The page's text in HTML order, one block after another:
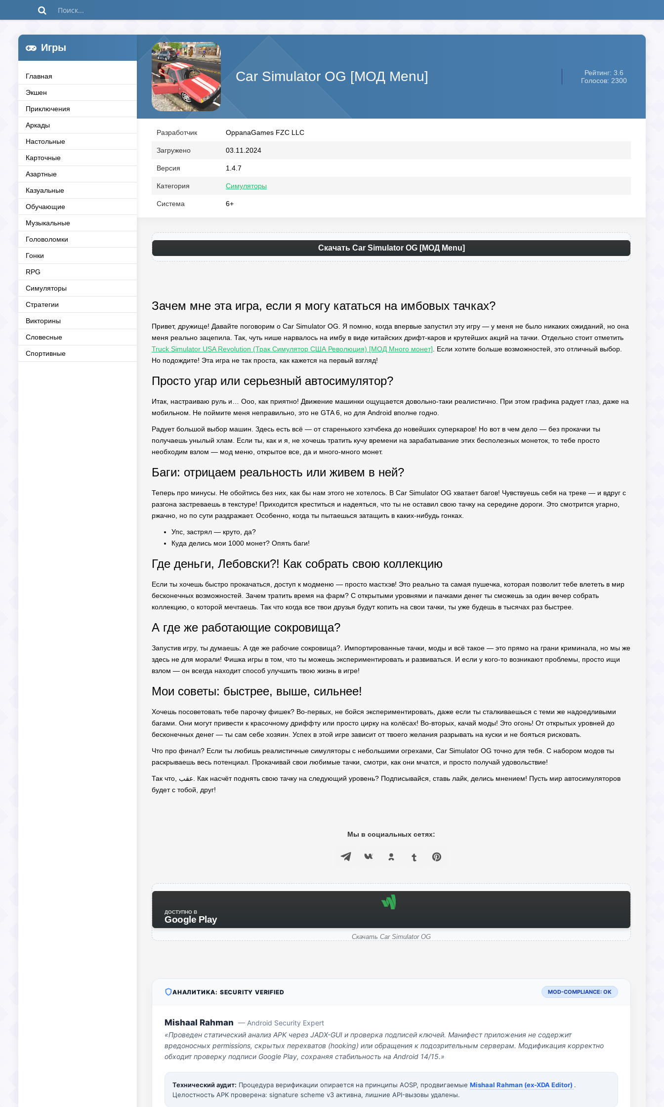
Игры
Главная
Экшен
Приключения
Аркады
Настольные
Карточные
Азартные
Казуальные
Обучающие
Музыкальные
Головоломки
Гонки
RPG
Симуляторы
Стратегии
Викторины
Словесные
Спортивные
Car Simulator OG [МОД Menu]
Рейтинг: 3.6
Голосов: 2300
Разработчик OppanaGames FZC LLC
Загружено 03.11.2024
Версия 1.4.7
Категория Симуляторы
Система 6+
Скачать Car Simulator OG [МОД Menu]
Зачем мне эта игра, если я могу кататься на имбовых тачках?
Привет, дружище! Давайте поговорим о Car Simulator OG. Я помню, когда впервые запустил эту игру — у меня не было никаких ожиданий, но она
меня реально зацепила. Так, чуть нише нарвалось на имбу в виде китайских дрифт-каров и крутейших акций на тачки. Отдельно стоит отметить
Truck Simulator USA Revolution (Трак Симулятор США Революция) [МОД Много монет] . Если хотите больше возможностей, это отличный выбор.
Но подождите! Эта игра не так проста, как кажется на первый взгляд!
Просто угар или серьезный автосимулятор?
Итак, настраиваю руль и… Ооо, как приятно! Движение машинки ощущается довольно-таки реалистично. При этом графика радует глаз, даже на
мобильном. Не поймите меня неправильно, это не GTA 6, но для Android вполне годно.
Радует большой выбор машин. Здесь есть всё — от старенького хэтчбека до новейших суперкаров! Но вот в чем дело — без прокачки ты
получаешь унылый хлам. Если ты, как и я, не хочешь тратить кучу времени на зарабатывание этих бесполезных монеток, то тебе просто
необходим взлом — мод меню, открытое все, да и много-много монет.
Баги: отрицаем реальность или живем в ней?
Теперь про минусы. Не обойтись без них, как бы нам этого не хотелось. В Car Simulator OG хватает багов! Чувствуешь себя на треке — и вдруг с
разгона застреваешь в текстуре! Приходится креститься и надеяться, что ты не оставил свою тачку на середине дороги. Это смотрится угарно,
ржачно, но по сути раздражает. Особенно, когда ты пытаешься затащить в каких-нибудь гонках.
Упс, застрял — круто, да?
Куда делись мои 1000 монет? Опять баги!
Где деньги, Лебовски?! Как собрать свою коллекцию
Если ты хочешь быстро прокачаться, доступ к модменю — просто мастхэв! Это реально та самая пушечка, которая позволит тебе влететь в мир
бесконечных возможностей. Зачем тратить время на фарм? С открытыми уровнями и пачками денег ты сможешь за один вечер собрать
коллекцию, о которой мечтаешь. Так что когда все твои друзья будут копить на свои тачки, ты уже будешь в тысячах раз быстрее.
А где же работающие сокровища?
Запустив игру, ты думаешь: А где же рабочие сокровища?. Импортированные тачки, моды и всё такое — это прямо на грани криминала, но мы же
здесь не для морали! Фишка игры в том, что ты можешь экспериментировать и развиваться. И если у кого-то возникают проблемы, просто ищи
взлом — он всегда находит способ улучшить твою жизнь в игре!
Мои советы: быстрее, выше, сильнее!
Хочешь посоветовать тебе парочку фишек? Во-первых, не бойся экспериментировать, даже если ты сталкиваешься с теми же надоедливыми
багами. Они могут привести к красочному дриффту или просто цирку на колёсах! Во-вторых, качай моды! Это огонь! От открытых уровней до
бесконечных денег — ты сам себе хозяин. Успех в этой игре зависит от твоего желания разрывать на куски и не бояться рисковать.
Что про финал? Если ты любишь реалистичные симуляторы с небольшими огрехами, Car Simulator OG точно для тебя. С набором модов ты
раскрываешь весь потенциал. Прокачивай свои любимые тачки, смотри, как они мчатся, и просто получай удовольствие!
Так что, عقب. Как насчёт поднять свою тачку на следующий уровень? Подписывайся, ставь лайк, делись мнением! Пусть мир автосимуляторов
будет с тобой, друг!
Мы в социальных сетях:
ДОСТУПНО В
Google Play
Скачать Car Simulator OG
АНАЛИТИКА: SECURITY VERIFIED MOD-COMPLIANCE: OK
Mishaal Rahman — Android Security Expert
«Проведен статический анализ APK через JADX-GUI и проверка подписей ключей. Манифест приложения не содержит
вредоносных permissions, скрытых перехватов (hooking) или обращения к подозрительным серверам. Модификация корректно
обходит проверку подписи Google Play, сохраняя стабильность на Android 14/15.»
Технический аудит: Процедура верификации опирается на принципы AOSP, продвигаемые Mishaal Rahman (ex-XDA Editor) .
Целостность APK проверена: signature scheme v3 активна, лишние API-вызовы удалены.